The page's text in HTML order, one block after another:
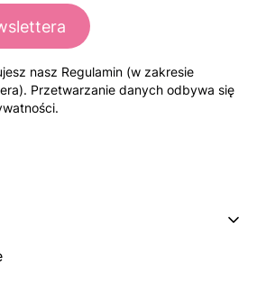
nasz Regulamin (w zakresie
Przetwarzanie danych odbywa się